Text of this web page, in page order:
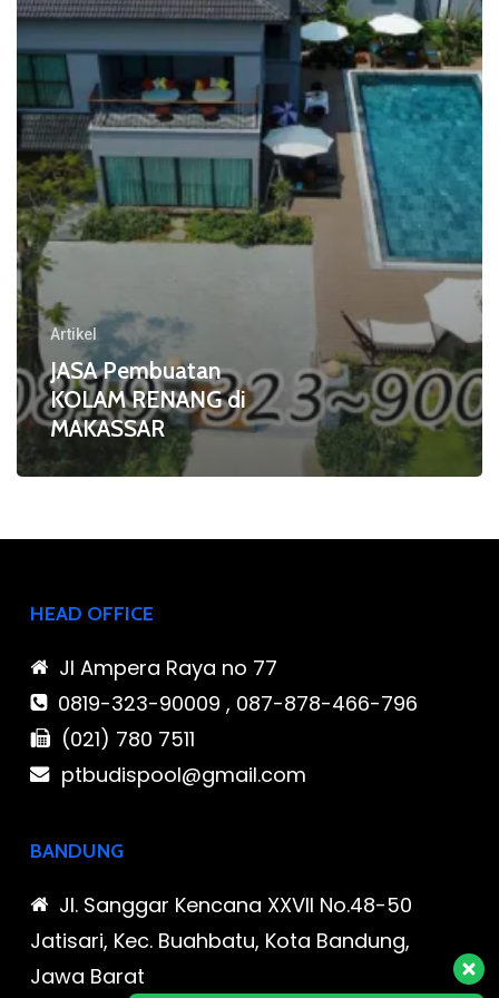
di
MAKASSAR
Artikel
JASA Pembuatan
KOLAM RENANG di
MAKASSAR
HEAD OFFICE
Jl Ampera Raya no 77
0819-323-90009 , 087-878-466-796
(021) 780 7511
ptbudispool@gmail.com
BANDUNG
Jl. Sanggar Kencana XXVII No.48-50
Jatisari, Kec. Buahbatu, Kota Bandung,
Jawa Barat